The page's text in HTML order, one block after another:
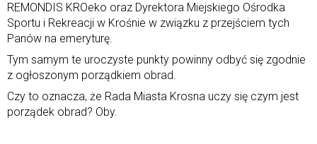
REMONDIS KROeko oraz Dyrektora Miejskiego Ośrodka
Sportu i Rekreacji w Krośnie w związku z przejściem tych
Panów na emeryturę.
Tym samym te uroczyste punkty powinny odbyć się zgodnie
z ogłoszonym porządkiem obrad.
Czy to oznacza, że Rada Miasta Krosna uczy się czym jest
porządek obrad? Oby.